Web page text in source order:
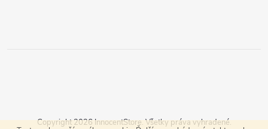
Copyright 2026 InnocentStore. Všetky práva vyhradené.